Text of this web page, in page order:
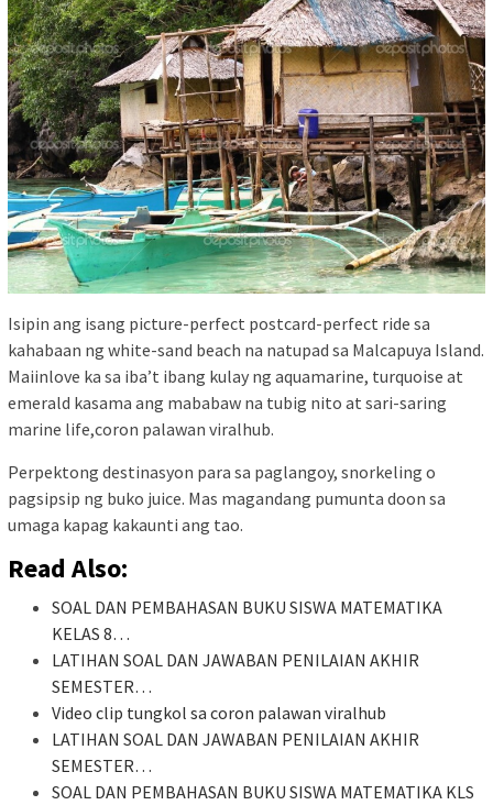
Isipin ang isang picture-perfect postcard-perfect ride sa
kahabaan ng white-sand beach na natupad sa Malcapuya Island.
Maiinlove ka sa iba’t ibang kulay ng aquamarine, turquoise at
emerald kasama ang mababaw na tubig nito at sari-saring
marine life,coron palawan viralhub.
Perpektong destinasyon para sa paglangoy, snorkeling o
pagsipsip ng buko juice. Mas magandang pumunta doon sa
umaga kapag kakaunti ang tao.
Read Also:
SOAL DAN PEMBAHASAN BUKU SISWA MATEMATIKA
KELAS 8…
LATIHAN SOAL DAN JAWABAN PENILAIAN AKHIR
SEMESTER…
Video clip tungkol sa coron palawan viralhub
LATIHAN SOAL DAN JAWABAN PENILAIAN AKHIR
SEMESTER…
SOAL DAN PEMBAHASAN BUKU SISWA MATEMATIKA KLS